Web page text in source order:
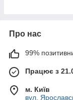
Про нас
99%
Працює з
м. Київ
вул.